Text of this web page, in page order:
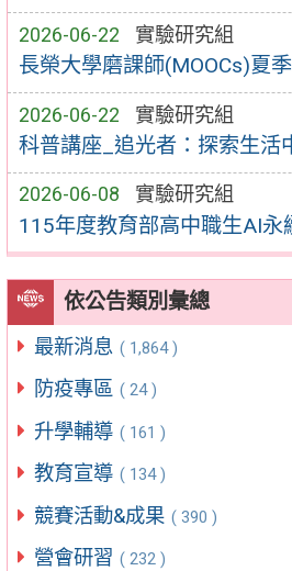
2026-06-22 實驗研究組
長榮大學磨課師(MOOCs)夏
2026-06-22 實驗研究組
科普講座_追光者：探索生活
2026-06-08 實驗研究組
115年度教育部高中職生AI永
依公告類別彙總
最新消息 ( 1,864 )
防疫專區 ( 24 )
升學輔導 ( 161 )
教育宣導 ( 134 )
競賽活動&成果 ( 390 )
營會研習 ( 232 )